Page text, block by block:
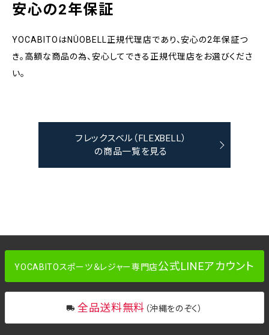
安心の2年保証
YOCABITOはNÜOBELL正規代理店であり、安心の2年保証つ
き。高額な商品の為、安心してできる正規代理店をお選びくださ
い。
フレックスベル（FLEXBELL）
の商品一覧を見る
YOCABITOスポーツ＆レジャー専門店公式LINEアカウント
全品送料無料 （沖縄をのぞく）